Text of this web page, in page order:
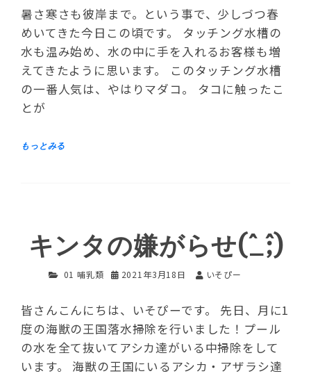
暑さ寒さも彼岸まで。という事で、少しづつ春
めいてきた今日この頃です。 タッチング水槽の
水も温み始め、水の中に手を入れるお客様も増
えてきたように思います。 このタッチング水槽
の一番人気は、やはりマダコ。 タコに触ったこ
とが
キンタの嫌がらせ(^_^;)
01 哺乳類 2021年3月18日 いそぴー
皆さんこんにちは、いそぴーです。 先日、月に1
度の海獣の王国落水掃除を行いました！プール
の水を全て抜いてアシカ達がいる中掃除をして
います。 海獣の王国にいるアシカ・アザラシ達